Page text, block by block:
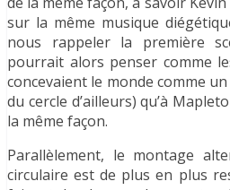
sur la même musique
nous rappeler la première
pourrait alors penser comme
concevaient le monde comme
du cercle d’ailleurs) qu’à
la même façon.
Parallèlement, le montage
circulaire est de plus en plus